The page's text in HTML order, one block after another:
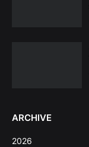
ARCHIVE
2026